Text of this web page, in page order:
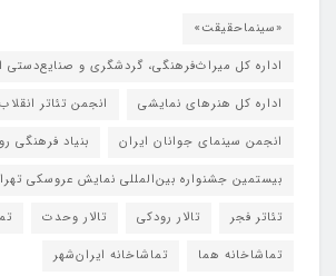
«سینماحقیقت»
اداره کل میراث‌فرهنگی، گردشگری و صنایع‌دستی
اداره کل هنرهای نمایشی
انجمن تئاتر
انجمن سینمای جوانان ایران
بنیاد فرهنگی
بیستمین جشنواره بین‌المللی نمایش عروسکی
تئاتر فجر
تالار رودکی تالار وحدت
تماشاخانه هما
تماشاخانه‌ ایران‌شهر